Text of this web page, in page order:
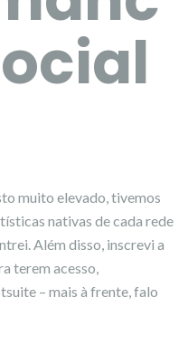
muito elevado, tivemos
nativas de cada rede
Além disso, inscrevi a
terem acesso,
– mais à frente, falo